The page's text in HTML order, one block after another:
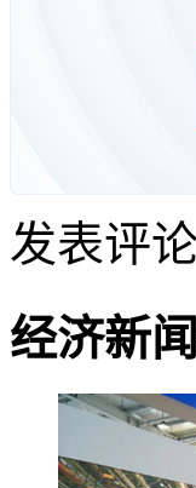
发表评论
经济新